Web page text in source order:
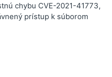
chybu CVE-2021-41773,
prístup k súborom